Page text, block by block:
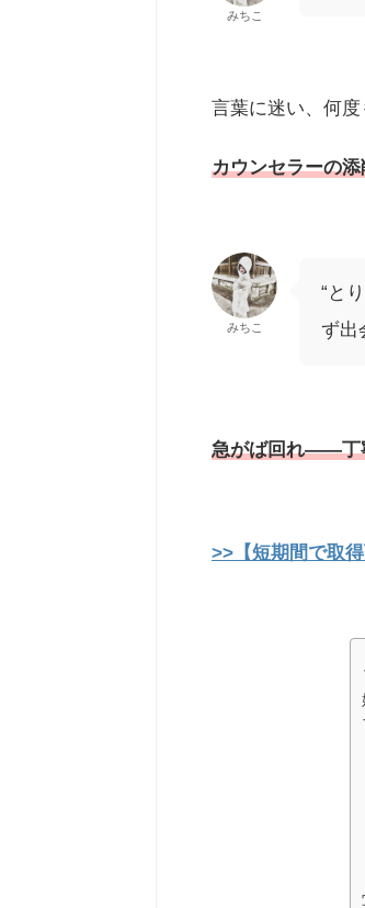
みちこ
言葉に迷い、何度
カウンセラーの
みちこ
“と
ず出
急がば回れ——丁
>>【短期間で取